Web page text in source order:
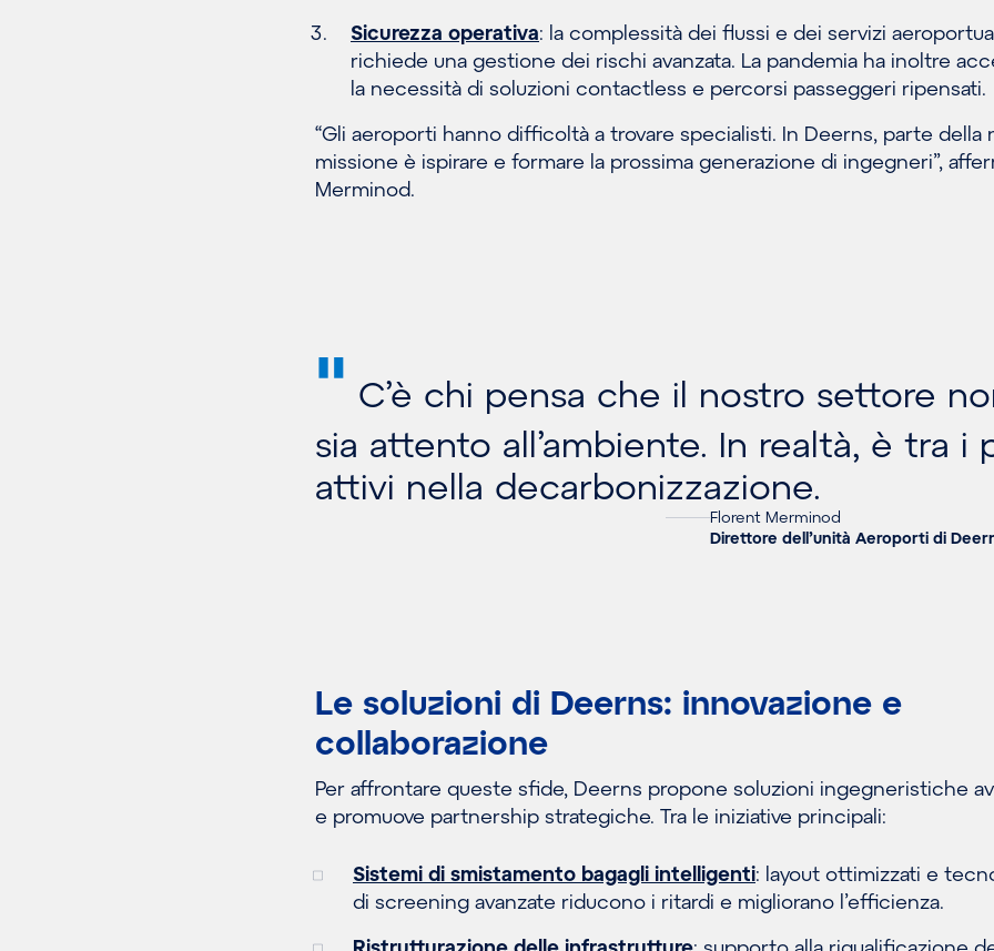
Sicurezza operativa: la complessità dei flussi e dei servizi
richiede una gestione dei rischi avanzata. La pandemia ha inoltre
la necessità di soluzioni contactless e percorsi passeggeri ripensati.
“Gli aeroporti hanno difficoltà a trovare specialisti. In Deerns, parte della
missione è ispirare e formare la prossima generazione di ingegneri”,
Merminod.
" C’è chi pensa che il nostro settore
sia attento all’ambiente. In realtà, è tra i
attivi nella decarbonizzazione.
Florent Merminod
Direttore dell’unità Aeroporti di
Le soluzioni di Deerns: innovazione e
collaborazione
Per affrontare queste sfide, Deerns propone soluzioni ingegneristiche
e promuove partnership strategiche. Tra le iniziative principali:
Sistemi di smistamento bagagli intelligenti: layout ottimizzati e
di screening avanzate riducono i ritardi e migliorano l’efficienza.